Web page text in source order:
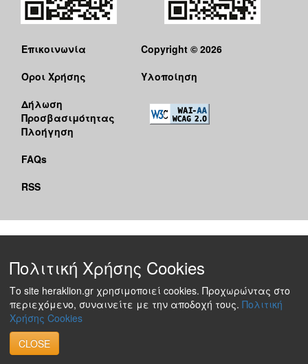
Επικοινωνία
Όροι Χρήσης
Δήλωση
Προσβασιμότητας
Πλοήγηση
FAQs
RSS
Copyright © 2026
Υλοποίηση
Πολιτική Χρήσης Cookies
Το site heraklion.gr χρησιμοποιεί cookies. Προχωρώντας στο
περιεχόμενο, συναινείτε με την αποδοχή τους. Πολιτική
Χρήσης Cookies
CLOSE